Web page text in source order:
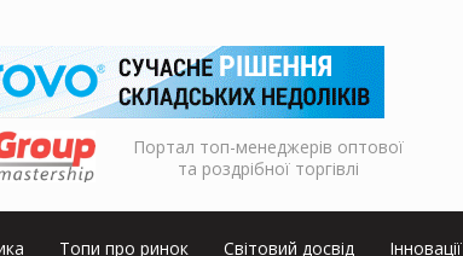
Портал топ-менеджерів оптової
та роздрібної торгівлі
Топи про ринок Світовий досвід Інновації